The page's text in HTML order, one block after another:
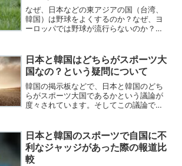
なぜ、日本などの東アジアの国（台湾、
韓国）は野球をよくするのか？なぜ、ヨ
ーロッパでは野球が流行らないのか？こ
確かに野球はアメリカの周辺国と東アジ
アぐらいでしか広く普及し...
日本と韓国はどちらがスポーツ大
国なの？という疑問について
韓国の掲示板などで、日本と韓国のどち
らがスポーツ大国であるかという議論が
度々されています。そしてこの議論での
で終わることが多いようで、中には韓国
が明らかに上と主張する人...
日本と韓国のスポーツで自国に不
利なジャッジがあった際の報道比
較